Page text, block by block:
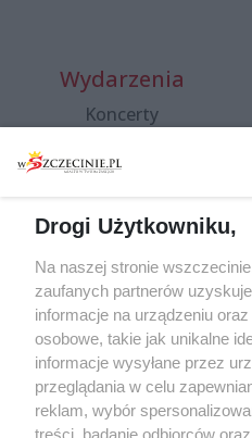
Wydarzenia
Koncerty
Spacery i oprowadzania
targi
Wernisaże
Więcej
Drogi Użytkowniku,
Na naszej stronie
zaufanych partnerów
informacje na urządzeniu
osobowe, takie jak unikalne
informacje wysyłane przez
przeglądania w celu
reklam, wybór
treści, badanie odbiorców